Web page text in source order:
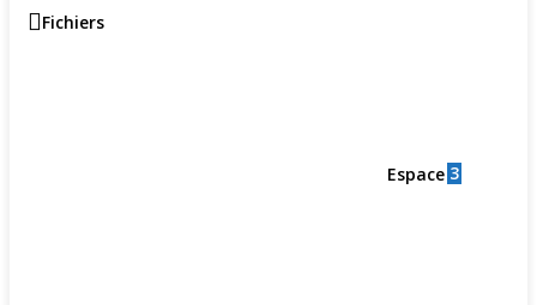
Fichiers
Espace 3